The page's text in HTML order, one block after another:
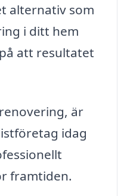
alternativ som
i ditt hem
att resultatet
är
idag
framtiden.